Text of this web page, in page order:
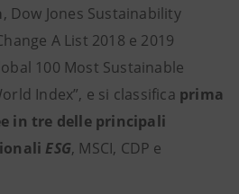
, Dow Jones Sustainability
A List 2018 e 2019
100 Most Sustainable
Index”, e si classifica prima
in tre delle principali
ESG, MSCI, CDP e